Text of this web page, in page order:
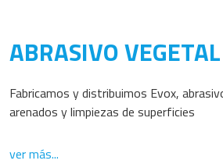
ABRASIVO VEGETAL
Fabricamos y distribuimos Evox,
arenados y limpiezas de superficies
ver más...